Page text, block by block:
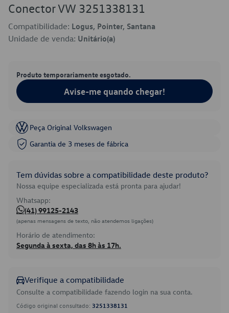
Conector VW 3251338131
Compatibilidade: Logus, Pointer, Santana
Unidade de venda: Unitário(a)
Produto temporariamente esgotado.
Avise-me quando chegar!
Peça Original Volkswagen
Garantia de 3 meses de fábrica
Tem dúvidas sobre a compatibilidade deste produto?
Nossa equipe especializada está pronta para ajudar!
Whatsapp:
(41) 99125-2143
(apenas mensagens de texto, não atendemos ligações)
Horário de atendimento:
Segunda à sexta, das 8h às 17h.
Verifique a compatibilidade
Consulte a compatibilidade fazendo login na sua conta.
Código original consultado: 3251338131